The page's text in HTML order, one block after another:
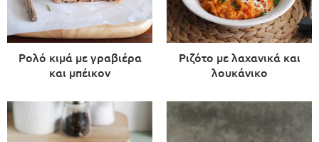
Ρολό κιμά με γραβιέρα
και μπέικον
Ριζότο με λαχανικά και
λουκάνικο